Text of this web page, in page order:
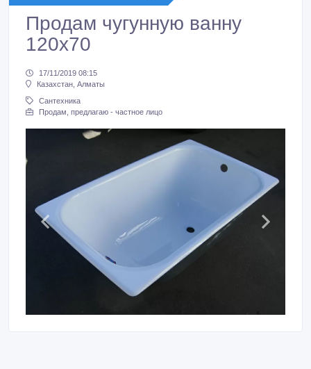
Продам чугунную ванну
120х70
17/11/2019 08:15
Казахстан, Алматы
Сантехника
Продам, предлагаю - частное лицо